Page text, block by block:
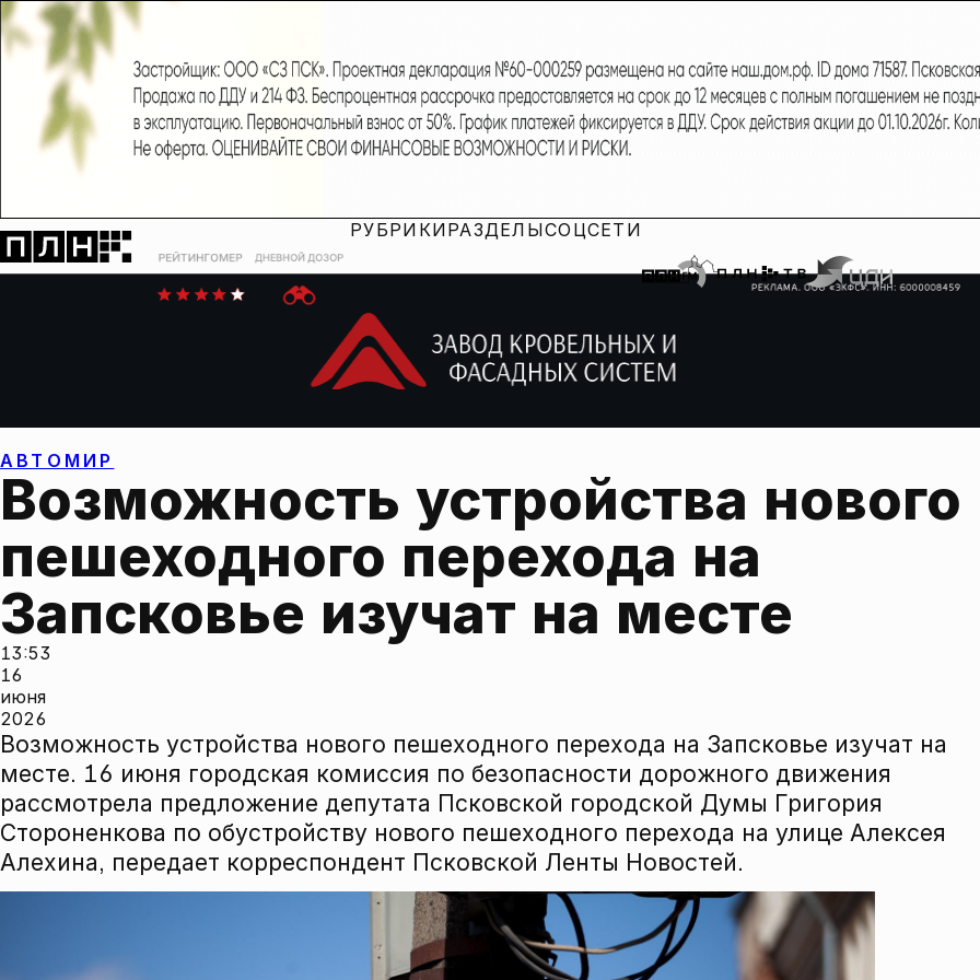
РУБРИКИРАЗДЕЛЫСОЦСЕТИ
АВТОМИР
Возможность устройства нового
пешеходного перехода на
Запсковье изучат на месте
13:53
16
июня
2026
Возможность устройства нового пешеходного перехода на Запсковье изучат на
месте. 16 июня городская комиссия по безопасности дорожного движения
рассмотрела предложение депутата Псковской городской Думы Григория
Стороненкова по обустройству нового пешеходного перехода на улице Алексея
Алехина, передает корреспондент Псковской Ленты Новостей.